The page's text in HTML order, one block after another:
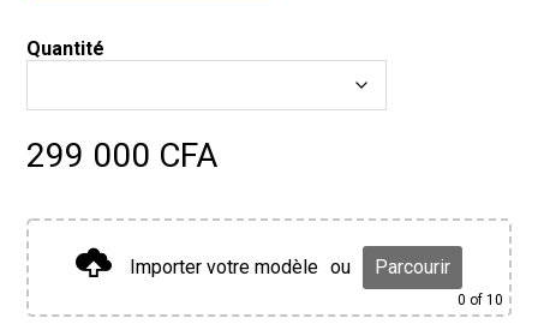
Quantité
299 000 CFA
Importer votre modèle ou Parcourir
0 of 10